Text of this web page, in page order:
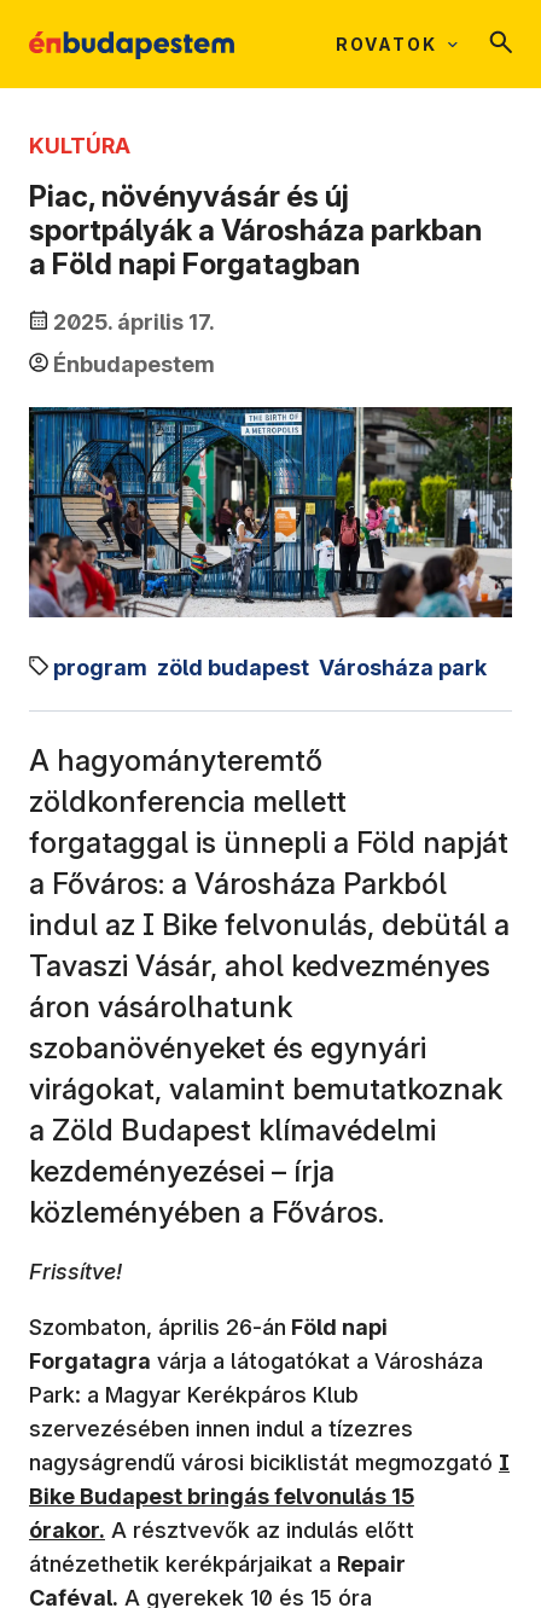
ROVATOK
KULTÚRA
Piac, növényvásár és új
sportpályák a Városháza parkban
a Föld napi Forgatagban
2025. április 17.
Énbudapestem
program zöld budapest Városháza park
A hagyományteremtő
zöldkonferencia mellett
forgataggal is ünnepli a Föld napját
a Főváros: a Városháza Parkból
indul az I Bike felvonulás, debütál a
Tavaszi Vásár, ahol kedvezményes
áron vásárolhatunk
szobanövényeket és egynyári
virágokat, valamint bemutatkoznak
a Zöld Budapest klímavédelmi
kezdeményezései – írja
közleményében a Főváros.
Frissítve!
Szombaton, április 26-án Föld napi
Forgatagra várja a látogatókat a Városháza
Park: a Magyar Kerékpáros Klub
szervezésében innen indul a tízezres
nagyságrendű városi biciklistát megmozgató (új
I
Bike Budapest bringás felvonulás 15
órakor. A résztvevők az indulás előtt
átnézethetik kerékpárjaikat a Repair
Caféval. A gyerekek 10 és 15 óra